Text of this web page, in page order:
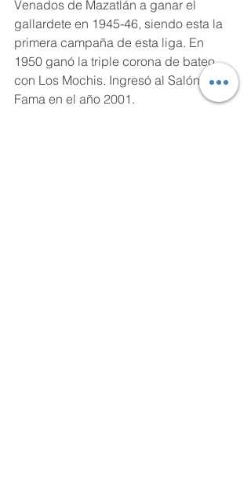
Venados de Mazatlán a ganar el
gallardete en 1945-46, siendo esta la
primera campaña de esta liga. En
1950 ganó la triple corona de bateo
con Los Mochis. Ingresó al Salón de la
Fama en el año 2001.